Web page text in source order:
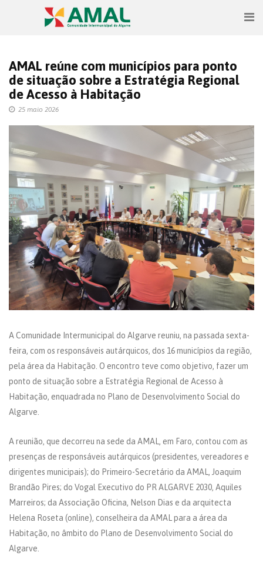
AMAL reúne com municípios para ponto
de situação sobre a Estratégia Regional
de Acesso à Habitação
25 maio 2026
A Comunidade Intermunicipal do Algarve reuniu, na passada sexta-
feira, com os responsáveis autárquicos, dos 16 municípios da região,
pela área da Habitação. O encontro teve como objetivo, fazer um
ponto de situação sobre a Estratégia Regional de Acesso à
Habitação, enquadrada no Plano de Desenvolvimento Social do
Algarve.
A reunião, que decorreu na sede da AMAL, em Faro, contou com as
presenças de responsáveis autárquicos (presidentes, vereadores e
dirigentes municipais); do Primeiro-Secretário da AMAL, Joaquim
Brandão Pires; do Vogal Executivo do PR ALGARVE 2030, Aquiles
Marreiros; da Associação Oficina, Nelson Dias e da arquitecta
Helena Roseta (online), conselheira da AMAL para a área da
Habitação, no âmbito do Plano de Desenvolvimento Social do
Algarve.